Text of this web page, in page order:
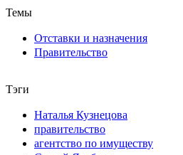
Темы
Отставки и назначения
Правительство
Тэги
Наталья Кузнецова
правительство
агентство по имуществу